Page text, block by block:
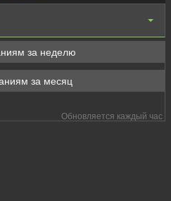
за неделю
за месяц
Обновляется каждый час